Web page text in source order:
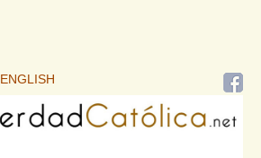
ENGLISH